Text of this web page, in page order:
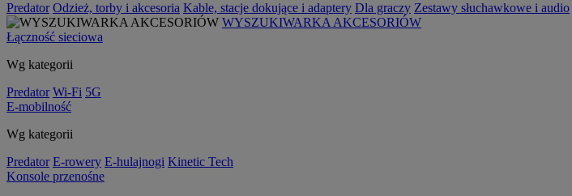
Predator Odzież, torby i akcesoria Kable, stacje dokujące i adaptery Dla graczy Zestawy słuchawkowe i audio
WYSZUKIWARKA AKCESORIÓW
Łączność sieciowa
Wg kategorii
Predator Wi-Fi 5G
E-mobilność
Wg kategorii
Predator E-rowery E-hulajnogi Kinetic Tech
Konsole przenośne